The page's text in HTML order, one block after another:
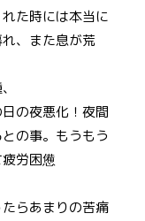
た時には本当に
、また息が荒
の夜悪化！夜間
の事。もうもう
労困憊
らあまりの苦痛